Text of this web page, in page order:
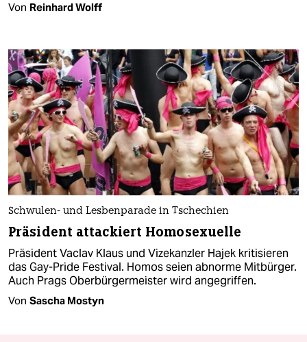
Von Reinhard Wolff
Schwulen- und Lesbenparade in Tschechien
Präsident attackiert Homosexuelle
Präsident Vaclav Klaus und Vizekanzler Hajek kritisieren
das Gay-Pride Festival. Homos seien abnorme Mitbürger.
Auch Prags Oberbürgermeister wird angegriffen.
Von Sascha Mostyn